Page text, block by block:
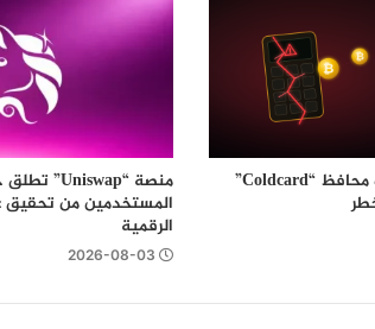
موجة رابعة من هجمات محافظ “Coldcard”
المستخدمين من
الرقمية
2026-08-03